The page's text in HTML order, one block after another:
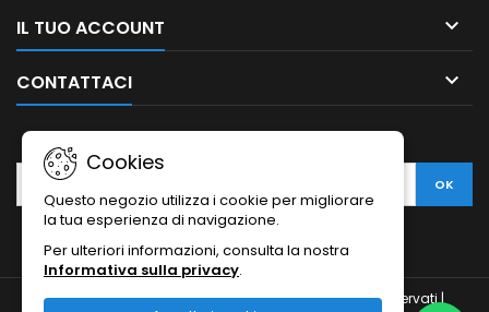
IL TUO ACCOUNT 
CONTATTACI 
Cookies
Questo negozio utilizza i cookie per migliorare
la tua esperienza di navigazione.
Per ulteriori informazioni, consulta la nostra
Informativa sulla privacy.
NEWSLETTER
© Copyright 2010-2026 Ristodesk : tutti i diritti sono riservati |